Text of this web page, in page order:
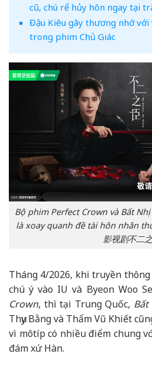
cũ, chú rể hủy hôn ngay tại
Đậu Kiêu gây thương nhớ với
trong phim Chủ Giác
Bộ phim Perfect Crown và Bất
là xoay quanh đề tài hôn nhân
影视剧不二
Tháng 4/2026, khi truyền
chú ý vào IU và Byeon Woo
Crown, thì tại Trung Quốc, Bất
Thụy Bằng và Thẩm Vũ Khiết
vì môtíp có nhiều điểm chung
đám xứ Hàn.